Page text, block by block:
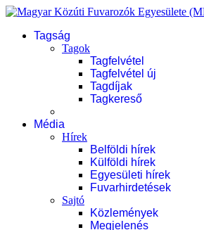
Tagság
Tagok
Tagfelvétel
Tagfelvétel új
Tagdíjak
Tagkereső
Média
Hírek
Belföldi hírek
Külföldi hírek
Egyesületi hírek
Fuvarhirdetések
Sajtó
Közlemények
Megjelenés